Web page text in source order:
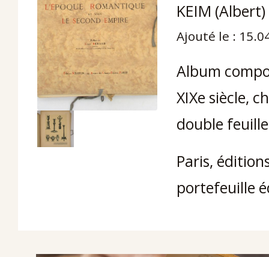
KEIM (Albert)
Ajouté le :
Album
XIXe siècle,
double
Paris,
portefeuille